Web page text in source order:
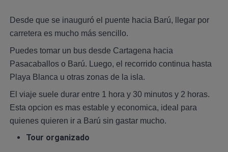
Desde que se inauguró el puente hacia Barú, llegar por
carretera es mucho más sencillo.
Puedes tomar un bus desde Cartagena hacia
Pasacaballos o Barú. Luego, el recorrido continua hasta
Playa Blanca u otras zonas de la isla.
El viaje suele durar entre 1 hora y 30 minutos y 2 horas.
Esta opcion es mas estable y economica, ideal para
quienes quieren ir a Barú sin gastar mucho.
Tour organizado